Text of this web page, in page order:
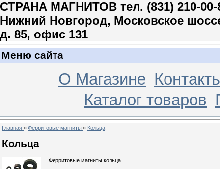
СТРАНА МАГНИТОВ тел. (831) 210-00-
Нижний Новгород, Московское
д. 85, офис 131
Меню сайта
О Магазине
Каталог товаров
Главная » Ферритовые магниты » Кольца
Кольца
Ферритовые магниты кольца